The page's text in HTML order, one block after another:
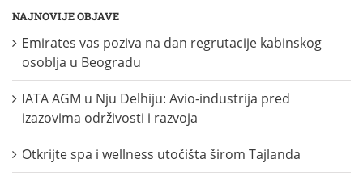
NAJNOVIJE OBJAVE
Emirates vas poziva na dan regrutacije kabinskog
osoblja u Beogradu
IATA AGM u Nju Delhiju: Avio-industrija pred
izazovima održivosti i razvoja
Otkrijte spa i wellness utočišta širom Tajlanda